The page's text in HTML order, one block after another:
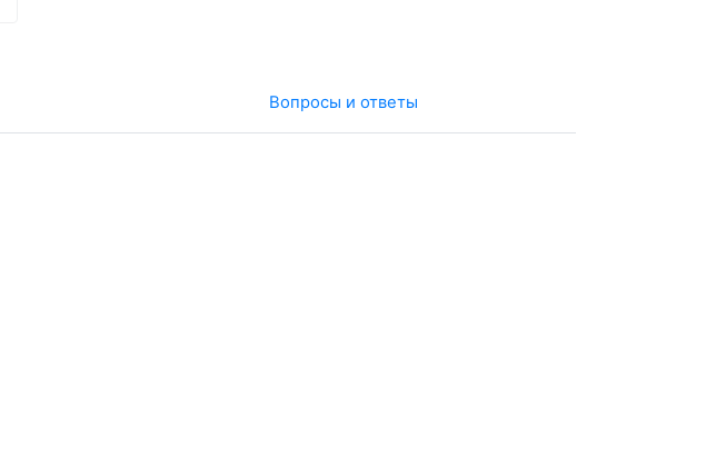
Вопросы и ответы